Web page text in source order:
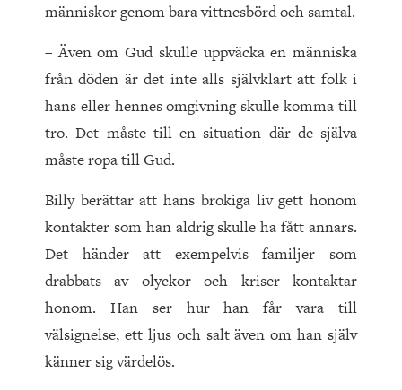
människor genom bara vittnesbörd och samtal.
– Även om Gud skulle uppväcka en människa
från döden är det inte alls självklart att folk i
hans eller hennes omgivning skulle komma till
tro. Det måste till en situation där de själva
måste ropa till Gud.
Billy berättar att hans brokiga liv gett honom
kontakter som han aldrig skulle ha fått annars.
Det händer att exempelvis familjer som
drabbats av olyckor och kriser kontaktar
honom. Han ser hur han får vara till
välsignelse, ett ljus och salt även om han själv
känner sig värdelös.